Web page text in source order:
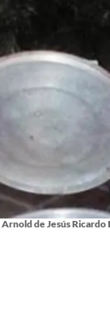
Arnold de Jesús